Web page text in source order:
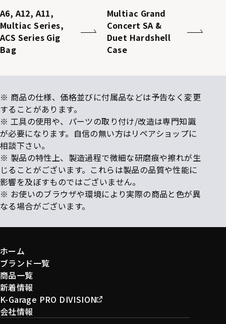
A6, A12, A11,
Multiac Series,
ACS Series Gig
Bag
Multiac Grand
Concert SA &
Duet Hardshell
Case
※ 商品の仕様、価格並びに付属品などは予告なく変更
することがあります。
※ 工具の使用や、パーツの取り付け/改造は専門知識
が必要になります。自信の無い方はリペアショップに
相談下さい。
※ 製品の特性上、製造過程で微細な研磨痕や擦れが生
じることがございます。これらは製品の品質や性能に
影響を及ぼすものではございません。
※ お使いのブラウザや環境により実際の商品と色が異
なる場合がございます。
ホーム
ブランド一覧
商品一覧
新着情報
K-Garage PRO DIVISION
会社情報